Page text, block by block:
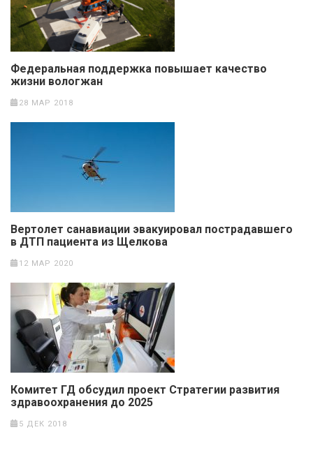
Федеральная поддержка повышает качество
жизни вологжан
28 МАР 2018
Вертолет санавиации эвакуировал пострадавшего
в ДТП пациента из Щелкова
12 МАР 2020
Комитет ГД обсудил проект Стратегии развития
здравоохранения до 2025
5 ДЕК 2018